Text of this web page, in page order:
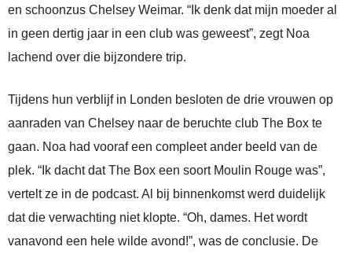
en schoonzus Chelsey Weimar. “Ik denk dat mijn moeder al
in geen dertig jaar in een club was geweest”, zegt Noa
lachend over die bijzondere trip.
Tijdens hun verblijf in Londen besloten de drie vrouwen op
aanraden van Chelsey naar de beruchte club The Box te
gaan. Noa had vooraf een compleet ander beeld van de
plek. “Ik dacht dat The Box een soort Moulin Rouge was”,
vertelt ze in de podcast. Al bij binnenkomst werd duidelijk
dat die verwachting niet klopte. “Oh, dames. Het wordt
vanavond een hele wilde avond!”, was de conclusie. De